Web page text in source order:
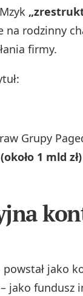
na rodzinny
firmy.
Grupy
1 mld zł)
jako
jako fundusz